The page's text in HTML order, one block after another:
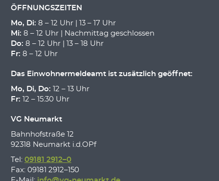
ÖFFNUNGSZEITEN
Mo, Di: 8 – 12 Uhr | 13 – 17 Uhr
Mi: 8 – 12 Uhr | Nachmittag geschlossen
Do: 8 – 12 Uhr | 13 – 18 Uhr
Fr: 8 – 12 Uhr
Das Einwohnermeldeamt ist zusätzlich geöffnet:
Mo, Di, Do: 12 – 13 Uhr
Fr: 12 – 15:30 Uhr
VG Neumarkt
Bahnhofstraße 12
92318 Neumarkt i.d.OPf
Tel: 09181 2912–0
Fax: 09181 2912–150